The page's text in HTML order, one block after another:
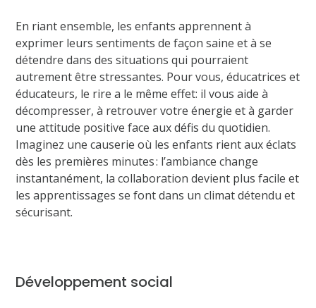
En riant ensemble, les enfants apprennent à
exprimer leurs sentiments de façon saine et à se
détendre dans des situations qui pourraient
autrement être stressantes. Pour vous, éducatrices et
éducateurs, le rire a le même effet: il vous aide à
décompresser, à retrouver votre énergie et à garder
une attitude positive face aux défis du quotidien.
Imaginez une causerie où les enfants rient aux éclats
dès les premières minutes : l’ambiance change
instantanément, la collaboration devient plus facile et
les apprentissages se font dans un climat détendu et
sécurisant.
Développement social